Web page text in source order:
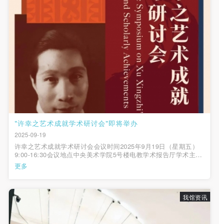
"许幸之艺术成就学术研讨会"即将举办
2025-09-19
许幸之艺术成就学术研讨会会议时间2025年9月19日（星期五）
9:00-16:30会议地点中央美术学院5号楼电教学术报告厅学术主持
曹庆晖 张鹏召集人许国庆◣▏上午会议时间：9:00～11:30▏会议
主持人：曹庆晖（中央美术学院人文学院教授） 上午发...
更多
我馆资讯
（1）、甲方为本协议中的肖像权人，自愿将自己的
肖像权许可乙方作符合本协议约定和法律规定的用
（2）、乙方中央美术学院美术馆是一所具有标志
性、专业性、国际化的现代公共美术馆。中央美术学
院美术馆与时代同行，努力塑造一个开放、自由、学
术的空间氛围，竭诚与各单位、企业、机构、艺术家
和观众进行良好互动。以学院的学术研究为基础，积
极策划国际、国内多视角、多领域的展览、论坛及公
共教育活动，为美院师生、中外艺术家以及社会公众
提供一个交流、学习、展示的平台。作为一家公益性
单位，其开展的公共教育活动以学术性和公益性为
主。
（3）、乙方为甲方拍摄中央美术学院公共教育部所
有公教活动。
二、拍摄内容、使用形式、使用地域范围
（1）、甲方为本协议中的肖像权人，自愿将自己的
肖像权许可乙方作符合本协议约定和法律规定的用
（2）、乙方中央美术学院美术馆是一所具有标志
性、专业性、国际化的现代公共美术馆。中央美术学
院美术馆与时代同行，努力塑造一个开放、自由、学
术的空间氛围，竭诚与各单位、企业、机构、艺术家
和观众进行良好互动。以学院的学术研究为基础，积
极策划国际、国内多视角、多领域的展览、论坛及公
共教育活动，为美院师生、中外艺术家以及社会公众
提供一个交流、学习、展示的平台。作为一家公益性
单位，其开展的公共教育活动以学术性和公益性为
主。
（3）、乙方为甲方拍摄中央美术学院公共教育部所
有公教活动。
二、拍摄内容、使用形式、使用地域范围
（1）、甲方为本协议中的肖像权人，自愿将自己的
肖像权许可乙方作符合本协议约定和法律规定的用
（2）、乙方中央美术学院美术馆是一所具有标志
性、专业性、国际化的现代公共美术馆。中央美术学
院美术馆与时代同行，努力塑造一个开放、自由、学
术的空间氛围，竭诚与各单位、企业、机构、艺术家
和观众进行良好互动。以学院的学术研究为基础，积
极策划国际、国内多视角、多领域的展览、论坛及公
共教育活动，为美院师生、中外艺术家以及社会公众
提供一个交流、学习、展示的平台。作为一家公益性
单位，其开展的公共教育活动以学术性和公益性为
主。
（3）、乙方为甲方拍摄中央美术学院公共教育部所
有公教活动。
二、拍摄内容、使用形式、使用地域范围